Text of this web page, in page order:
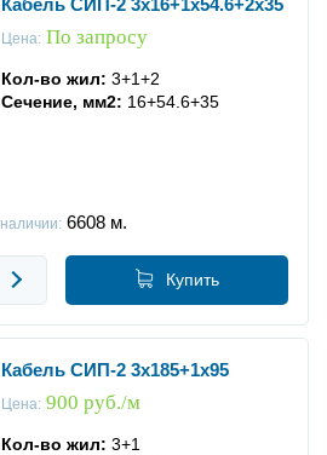
Цена:По запросу
Кол-во жил: 3+1+2
Сечение, мм2: 16+54.6+35
6608 м.
Купить
Кабель СИП-2 3x185+1x95
Цена:900 руб./м
Кол-во жил: 3+1